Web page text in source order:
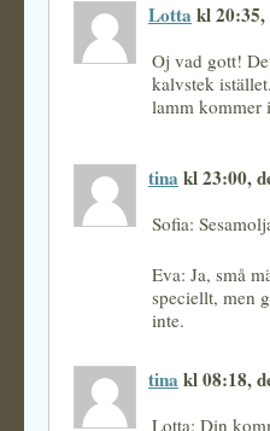
Lotta kl 20:35,
Oj vad gott!
kalvstek
lamm kommer
tina kl 23:00,
Sofia:
Eva: Ja, små
speciellt, men
inte.
tina kl 08:18,
Lotta: Din